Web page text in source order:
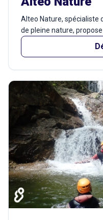
Alteo Nature, spécialiste
de pleine nature,